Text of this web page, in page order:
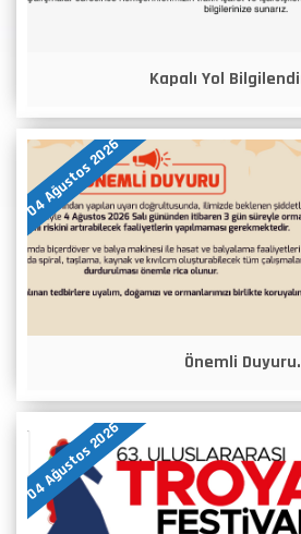
Kapalı Yol
04 Ağustos 2026
Önemli
04 Ağustos 2026